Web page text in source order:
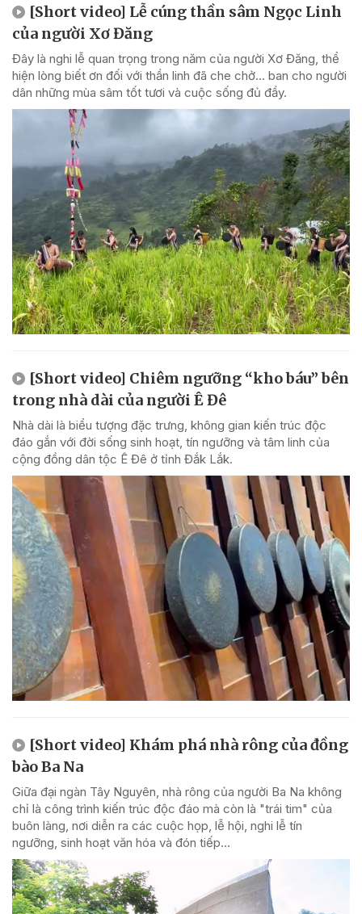
[Short video] Lễ cúng thần sâm Ngọc Linh
của người Xơ Đăng
Đây là nghi lễ quan trọng trong năm của người Xơ Đăng, thể
hiện lòng biết ơn đối với thần linh đã che chở... ban cho người
dân những mùa sâm tốt tươi và cuộc sống đủ đầy.
[Short video] Chiêm ngưỡng “kho báu” bên
trong nhà dài của người Ê Đê
Nhà dài là biểu tượng đặc trưng, không gian kiến trúc độc
đáo gắn với đời sống sinh hoạt, tín ngưỡng và tâm linh của
cộng đồng dân tộc Ê Đê ở tỉnh Đắk Lắk.
[Short video] Khám phá nhà rông của đồng
bào Ba Na
Giữa đại ngàn Tây Nguyên, nhà rông của người Ba Na không
chỉ là công trình kiến trúc độc đáo mà còn là "trái tim" của
buôn làng, nơi diễn ra các cuộc họp, lễ hội, nghi lễ tín
ngưỡng, sinh hoạt văn hóa và đón tiếp...